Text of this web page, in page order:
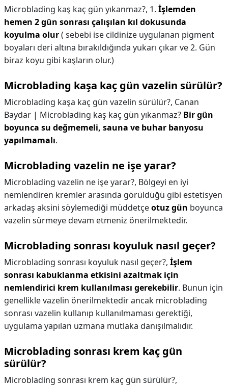
Microblading kaş kaç gün yıkanmaz?, 1. İşlemden
hemen 2 gün sonrası çalışılan kıl dokusunda
koyulma olur( sebebi ise cildinize uygulanan pigment
boyaları deri altına bırakıldığında yukarı çıkar ve 2. Gün
biraz koyu gibi kaşların olur.)
Microblading kaşa kaç gün vazelin sürülür?
Microblading kaşa kaç gün vazelin sürülür?, Canan
Baydar | Microblading kaş kaç gün yıkanmaz? Bir gün
boyunca su değmemeli, sauna ve buhar banyosu
yapılmamalı.
Microblading vazelin ne işe yarar?
Microblading vazelin ne işe yarar?, Bölgeyi en iyi
nemlendiren kremler arasında görüldüğü gibi estetisyen
arkadaş aksini söylemediği müddetçeotuz gün boyunca
vazelin sürmeye devam etmeniz önerilmektedir.
Microblading sonrası koyuluk nasıl geçer?
Microblading sonrası koyuluk nasıl geçer?, İşlem
sonrası kabuklanma etkisini azaltmak için
nemlendirici krem kullanılması gerekebilir. Bunun için
genellikle vazelin önerilmektedir ancak microblading
sonrası vazelin kullanıp kullanılmaması gerektiği,
uygulama yapılan uzmana mutlaka danışılmalıdır.
Microblading sonrası krem kaç gün
sürülür?
Microblading sonrası krem kaç gün sürülür?,